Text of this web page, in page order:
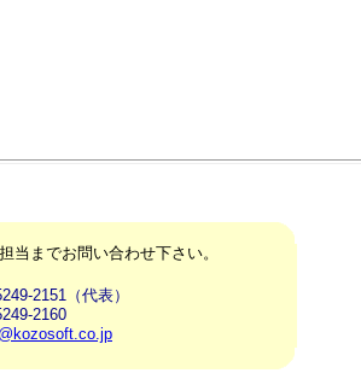
当までお問い合わせ下さい。
2151（代表）
2160